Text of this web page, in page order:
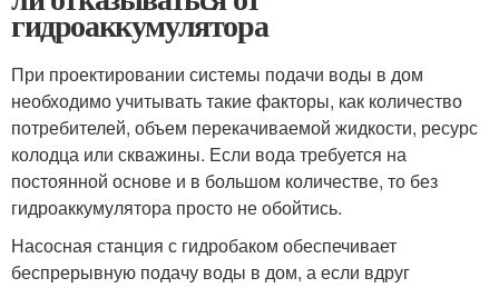
гидроаккумулятора
При проектировании системы подачи воды в дом
необходимо учитывать такие факторы, как количество
потребителей, объем перекачиваемой жидкости, ресурс
колодца или скважины. Если вода требуется на
постоянной основе и в большом количестве, то без
гидроаккумулятора просто не обойтись.
Насосная станция с гидробаком обеспечивает
беспрерывную подачу воды в дом, а если вдруг